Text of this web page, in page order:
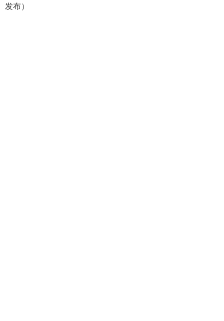
发布）